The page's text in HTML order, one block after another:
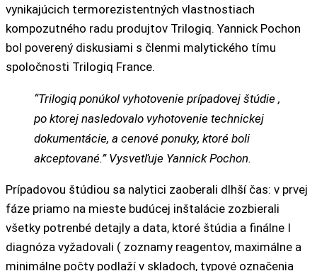
vynikajúcich termorezistentných vlastnostiach
kompozutného radu produjtov Trilogiq. Yannick Pochon
bol poverený diskusiami s členmi malytického tímu
spoločnosti Trilogiq France.
“Trilogiq ponúkol vyhotovenie prípadovej štúdie ,
po ktorej nasledovalo vyhotovenie technickej
dokumentácie, a cenové ponuky, ktoré boli
akceptované.” Vysvetľuje Yannick Pochon.
Prípadovou štúdiou sa nalytici zaoberali dlhší čas: v prvej
fáze priamo na mieste budúcej inštalácie zozbierali
všetky potrenbé detajly a data, ktoré štúdia a finálne I
diagnóza vyžadovali ( zoznamy reagentov, maximálne a
minimálne počty podlaží v skladoch, typové označenia